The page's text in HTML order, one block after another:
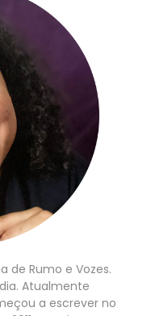
de Rumo e Vozes.
Atualmente
a escrever no